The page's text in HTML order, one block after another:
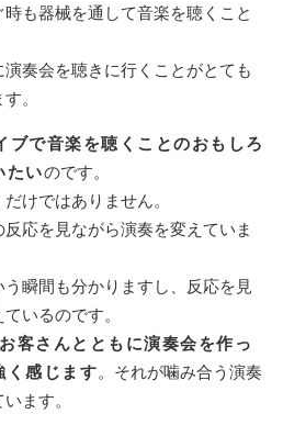
も器械を通して音楽を聴くこと
奏会を聴きに行くことがとても
。
ブで音楽を聴くことのおもしろ
たいのです。
けではありません。
応を見ながら演奏を変えていま
う瞬間も分かりますし、反応を見
いるのです。
客さんとともに演奏会を作っ
く感じます。それが噛み合う演奏
ます。